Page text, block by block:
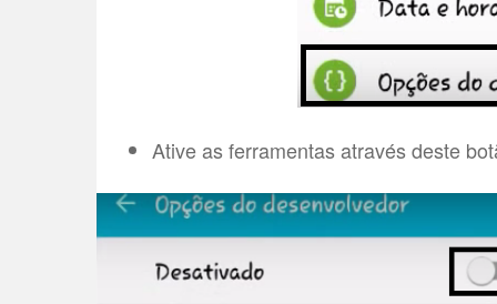
Ative as ferramentas através deste